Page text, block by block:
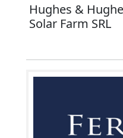
​​Hughes &
Solar Farm SRL